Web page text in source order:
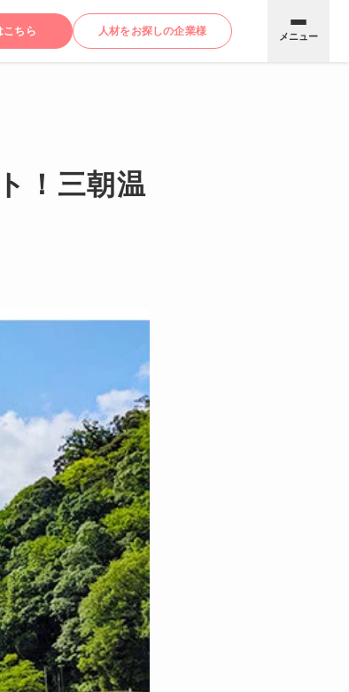
こちら 人材をお探しの企業様 メニュー
！三朝温